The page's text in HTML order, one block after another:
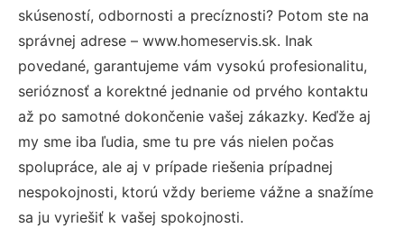
skúseností, odbornosti a precíznosti? Potom ste na
správnej adrese – www.homeservis.sk. Inak
povedané, garantujeme vám vysokú profesionalitu,
serióznosť a korektné jednanie od prvého kontaktu
až po samotné dokončenie vašej zákazky. Keďže aj
my sme iba ľudia, sme tu pre vás nielen počas
spolupráce, ale aj v prípade riešenia prípadnej
nespokojnosti, ktorú vždy berieme vážne a snažíme
sa ju vyriešiť k vašej spokojnosti.